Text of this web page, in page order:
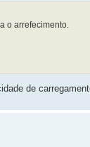
o arrefecimento.
de